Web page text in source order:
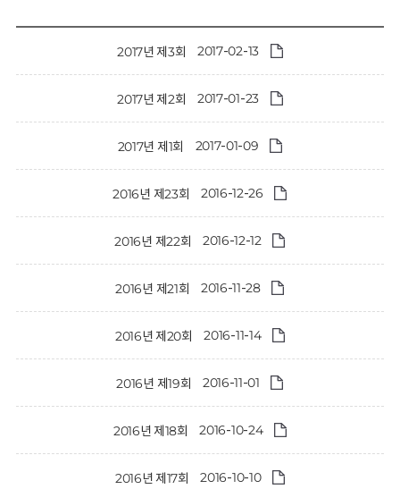
2017년 제3회 2017-02-13
2017년 제2회 2017-01-23
2017년 제1회 2017-01-09
2016년 제23회 2016-12-26
2016년 제22회 2016-12-12
2016년 제21회 2016-11-28
2016년 제20회 2016-11-14
2016년 제19회 2016-11-01
2016년 제18회 2016-10-24
2016년 제17회 2016-10-10